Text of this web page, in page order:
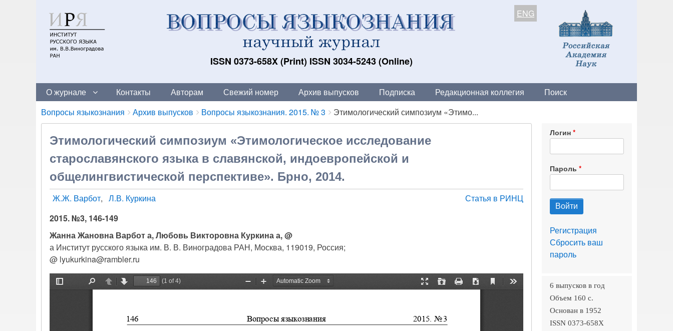
ISSN 0373-658X (Print) ISSN 3034-5243 (Online)
ENG
О журнале Контакты Авторам Свежий номер Архив выпусков Подписка Редакционная коллегия Поиск
Breadcrumbs
You
are
here:
Вопросы языкознания Архив выпусков Вопросы языкознания. 2015. № 3 Этимологический симпозиум «Этимо...
Этимологический симпозиум «Этимологическое исследование
старославянского языка в славянской, индоевропейской и
общелингвистической перспективе». Брно, 2014.
Ж.Ж. Варбот Л.В. Куркина
Статья в РИНЦ
2015. №3, 146-149
Жанна Жановна Варбот а, Любовь Викторовна Куркина а, @
а Институт русского языка им. В. В. Виноградова РАН, Москва, 119019, Россия;
@ lyukurkina@rambler.ru
Логин
Пароль
Регистрация
Сбросить ваш
пароль
6 выпусков в год
Объем 160 c.
Основан в 1952
ISSN 0373-658X